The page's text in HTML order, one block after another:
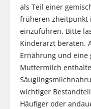
als Teil einer
früheren zheitpunkt
einzuführen. Bitte
Kinderarzt beraten.
Ernährung und eine
Muttermilch
wichtiger
Häufiger oder